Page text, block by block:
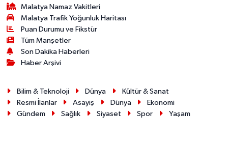
Malatya Namaz Vakitleri
Malatya Trafik Yoğunluk Haritası
Puan Durumu ve Fikstür
Tüm Manşetler
Son Dakika Haberleri
Haber Arşivi
Bilim & Teknoloji Dünya
Kültür & Sanat
Resmi İlanlar
Asayiş Dünya
Ekonomi
Gündem
Sağlık Siyaset Spor Yaşam